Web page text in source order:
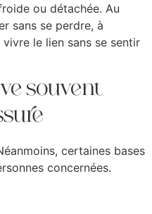
ou détachée. Au
sans se perdre, à
vivre le lien sans se sentir
souvent
certaines bases
concernées.